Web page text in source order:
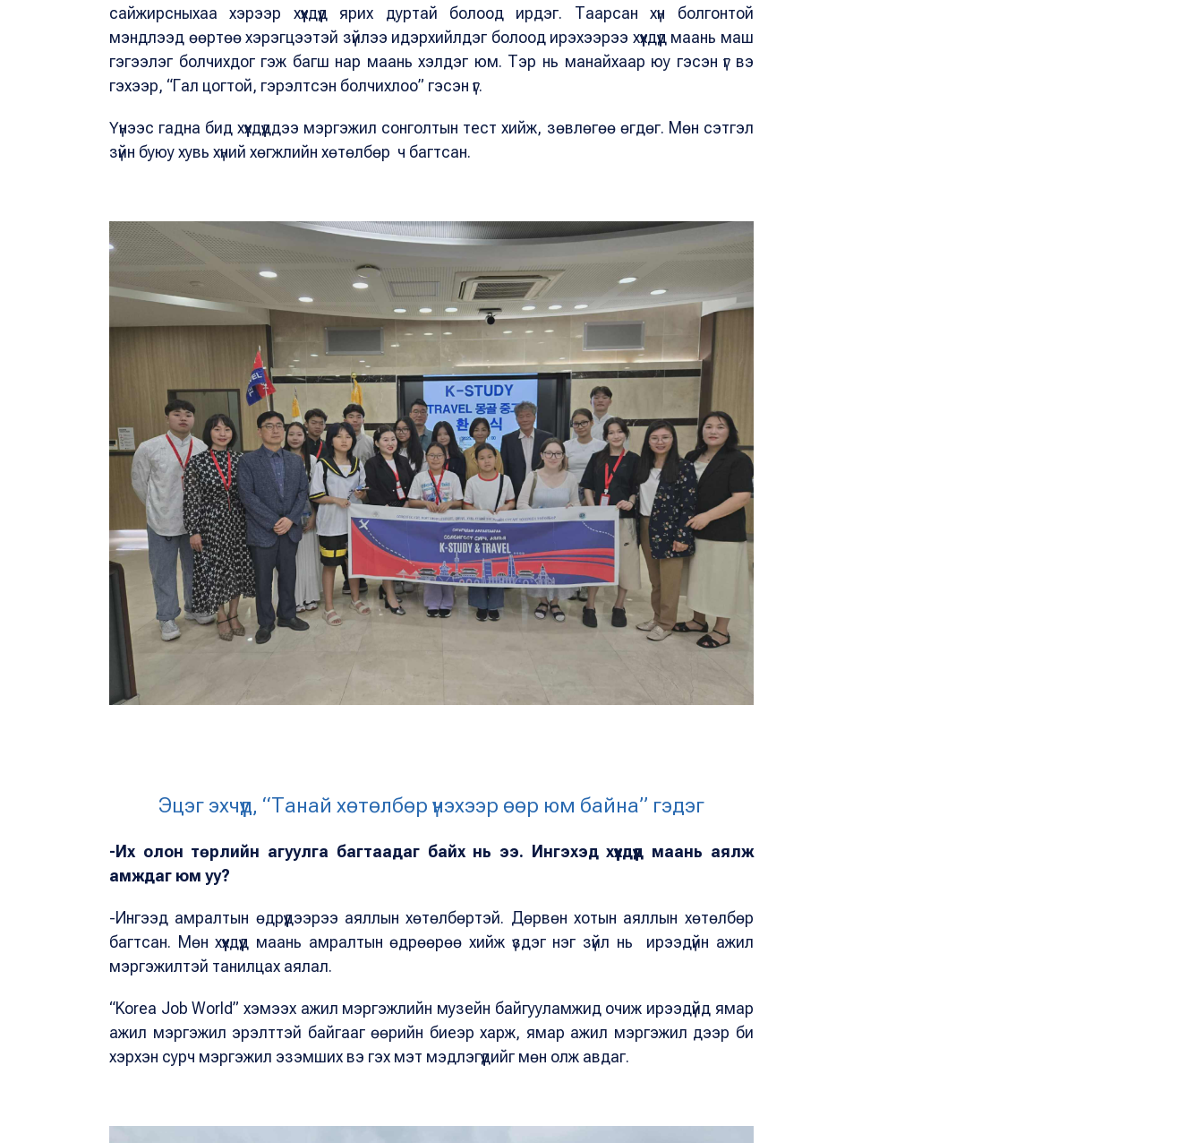
сайжирсныхаа хэрээр хүүхдүүд ярих дуртай болоод ирдэг. Таарсан хүн болгонтой
мэндлээд өөртөө хэрэгцээтэй зүйлээ идэрхийлдэг болоод ирэхээрээ хүүхдүүд маань маш
гэгээлэг болчихдог гэж багш нар маань хэлдэг юм. Тэр нь манайхаар юу гэсэн үг вэ
гэхээр, “Гал цогтой, гэрэлтсэн болчихлоо” гэсэн үг.
Үүнээс гадна бид хүүхдүүддээ мэргэжил сонголтын тест хийж, зөвлөгөө өгдөг. Мөн сэтгэл
зүйн буюу хувь хүний хөгжлийн хөтөлбөр ч багтсан.
Эцэг эхчүүд, “Танай хөтөлбөр үнэхээр өөр юм байна” гэдэг
-Их олон төрлийн агуулга багтаадаг байх нь ээ. Ингэхэд хүүхдүүд маань аялж
амждаг юм уу?
-Ингээд амралтын өдрүүдээрээ аяллын хөтөлбөртэй. Дөрвөн хотын аяллын хөтөлбөр
багтсан. Мөн хүүхдүүд маань амралтын өдрөөрөө хийж үздэг нэг зүйл нь ирээдүйн ажил
мэргэжилтэй танилцах аялал.
“Korea Job World” хэмээх ажил мэргэжлийн музейн байгууламжид очиж ирээдүйд ямар
ажил мэргэжил эрэлттэй байгааг өөрийн биеэр харж, ямар ажил мэргэжил дээр би
хэрхэн сурч мэргэжил эзэмших вэ гэх мэт мэдлэгүүдийг мөн олж авдаг.